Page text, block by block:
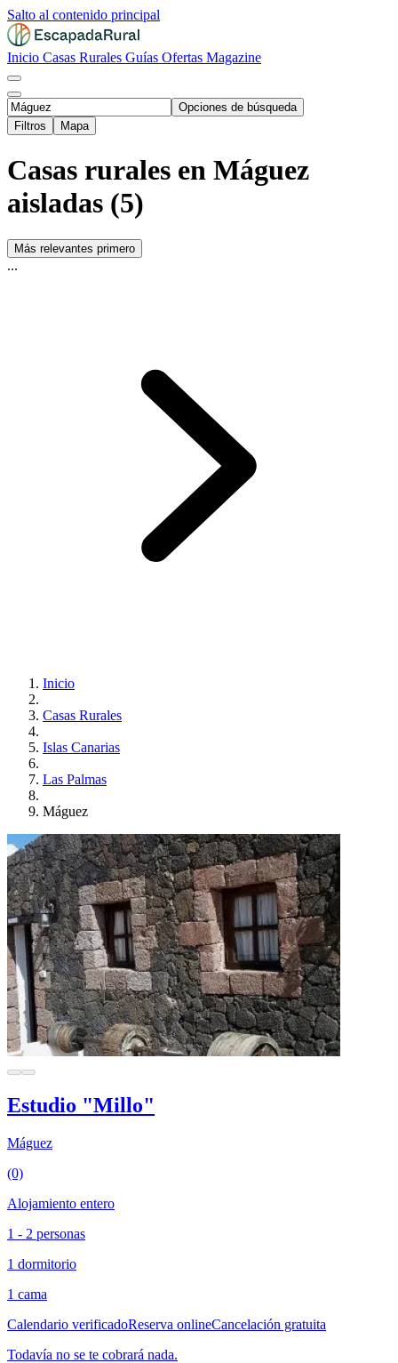
Salto al contenido principal
Inicio Casas Rurales Guías Ofertas Magazine
Opciones de búsqueda
Filtros
Mapa
Casas rurales en Máguez
aisladas (5)
Más relevantes primero
...
Inicio
Casas Rurales
Islas Canarias
Las Palmas
Máguez
Estudio "Millo"
Máguez
(0)
Alojamiento entero
1 - 2 personas
1 dormitorio
1 cama
Calendario verificadoReserva onlineCancelación gratuita
Todavía no se te cobrará nada.